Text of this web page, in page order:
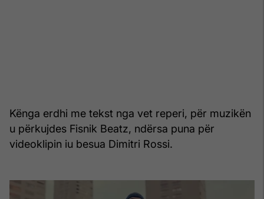
Kënga erdhi me tekst nga vet reperi, për muzikën
u përkujdes Fisnik Beatz, ndërsa puna për
videoklipin iu besua Dimitri Rossi.